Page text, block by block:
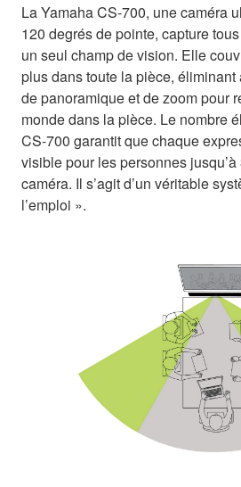
La Yamaha CS-700, une caméra
120 degrés de pointe, capture
un seul champ de vision. Elle
plus dans toute la pièce,
de panoramique et de zoom pour
monde dans la pièce. Le nombre
CS-700 garantit que chaque
visible pour les personnes
caméra. Il s’agit d’un véritable
l’emploi ».